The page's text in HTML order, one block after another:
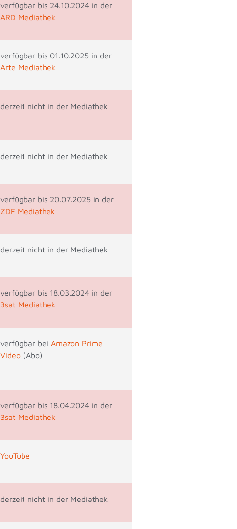
verfügbar bis 24.10.2024 in der
ARD Mediathek
verfügbar bis 01.10.2025 in der
Arte Mediathek
derzeit nicht in der Mediathek
derzeit nicht in der Mediathek
verfügbar bis 20.07.2025 in der
ZDF Mediathek
derzeit nicht in der Mediathek
verfügbar bis 18.03.2024 in der
3sat Mediathek
verfügbar beiAmazon Prime
Video (Abo)
verfügbar bis 18.04.2024 in der
3sat Mediathek
YouTube
derzeit nicht in der Mediathek